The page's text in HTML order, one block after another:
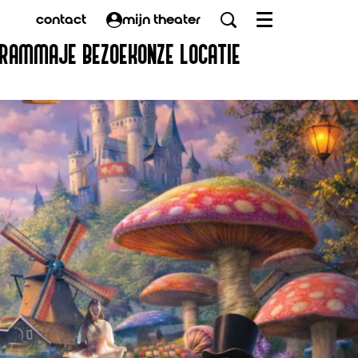
contact mijn theater
JE BEZOEK ONZE LOCATIE
Menu